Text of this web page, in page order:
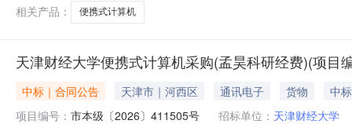
相关产品：
便携式计算机
天津财经大学便携式计算机采购(孟昊科研经费)(项目
中标｜合同公告 天津市｜河西区 通讯电子 货物
中
项目编号： 市本级〔2026〕411505号 招标单位： 天津财经大学